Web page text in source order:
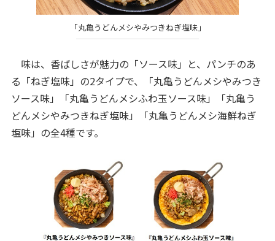
「丸亀うどんメシやみつきねぎ塩味」
味は、香ばしさが魅力の「ソース味」と、パンチのあ
る「ねぎ塩味」の2タイプで、「丸亀うどんメシやみつき
ソース味」「丸亀うどんメシふわ玉ソース味」「丸亀う
どんメシやみつきねぎ塩味」「丸亀うどんメシ海鮮ねぎ
塩味」の全4種です。